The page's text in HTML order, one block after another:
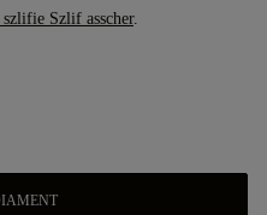
Szlif asscher.